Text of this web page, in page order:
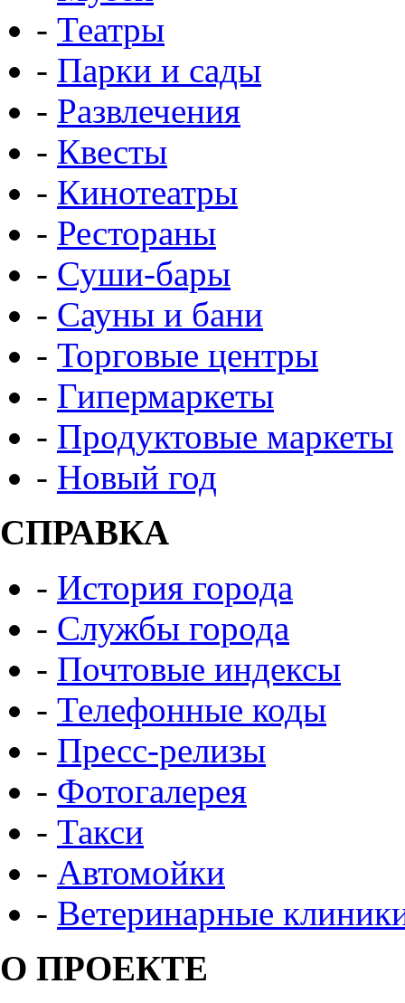
- Театры
- Парки и сады
- Развлечения
- Квесты
- Кинотеатры
- Рестораны
- Суши-бары
- Сауны и бани
- Торговые центры
- Гипермаркеты
- Продуктовые маркеты
- Новый год
СПРАВКА
- История города
- Службы города
- Почтовые индексы
- Телефонные коды
- Пресс-релизы
- Фотогалерея
- Такси
- Автомойки
- Ветеринарные
О ПРОЕКТЕ